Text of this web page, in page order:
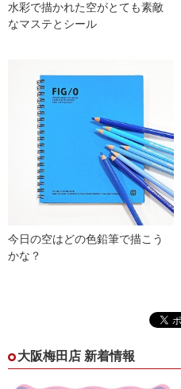
水彩で描かれた空がとても素敵
なマステとシール
今日の空はどの色鉛筆で描こう
かな？
大阪梅田店 新着情報